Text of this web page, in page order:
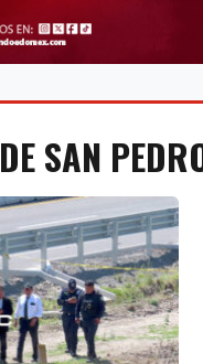
SAN